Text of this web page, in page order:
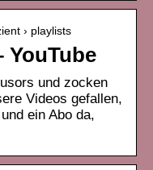
› playlists
YouTube
und zocken
Videos gefallen,
ein Abo da,